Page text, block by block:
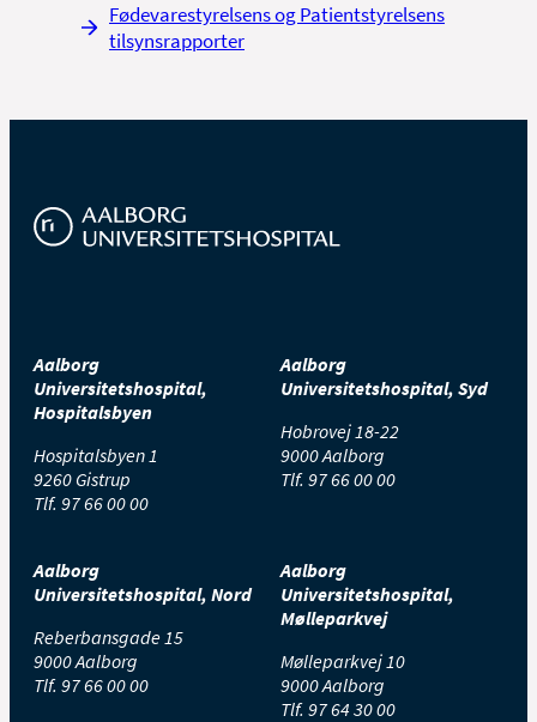
Fødevarestyrelsens og Patientstyrelsens
tilsynsrapporter
Aalborg
Universitetshospital,
Hospitalsbyen
Hospitalsbyen 1
9260 Gistrup
Tlf. 97 66 00 00
Aalborg
Universitetshospital, Syd
Hobrovej 18-22
9000 Aalborg
Tlf. 97 66 00 00
Aalborg
Universitetshospital, Nord
Reberbansgade 15
9000 Aalborg
Tlf. 97 66 00 00
Aalborg
Universitetshospital,
Mølleparkvej
Mølleparkvej 10
9000 Aalborg
Tlf. 97 64 30 00